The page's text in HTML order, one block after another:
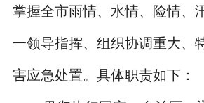
掌握全市雨情、水情、险情、
一领导指挥、组织协调重大、
害应急处置。具体职责如下：